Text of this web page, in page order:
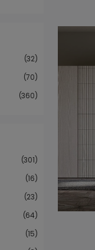
32
70
360
301
16
23
64
15